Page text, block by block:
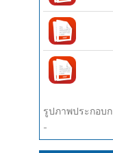
รูปภาพประกอบ
-